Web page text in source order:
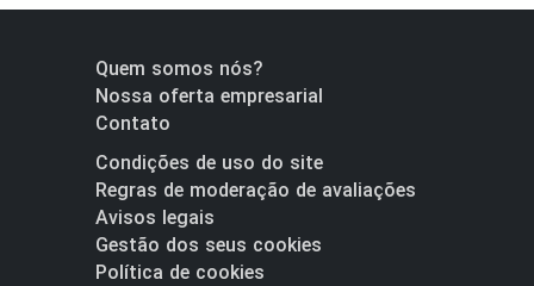
Quem somos nós?
Nossa oferta empresarial
Contato
Condições de uso do site
Regras de moderação de avaliações
Avisos legais
Gestão dos seus cookies
Política de cookies